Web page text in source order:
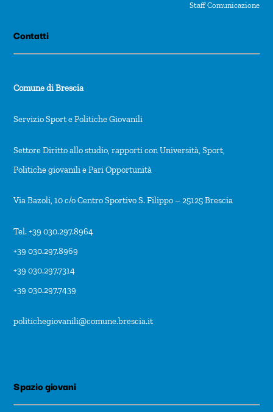
Staff Comunicazione
Contatti
Comune di Brescia
Servizio Sport e Politiche Giovanili
Settore Diritto allo studio, rapporti con Università, Sport,
Politiche giovanili e Pari Opportunità
Via Bazoli, 10 c/o Centro Sportivo S. Filippo – 25125 Brescia
Tel. +39 030.297.8964
+39 030.297.8969
+39 030.297.7314
+39 030.297.7439
politichegiovanili@comune.brescia.it
Spazio giovani